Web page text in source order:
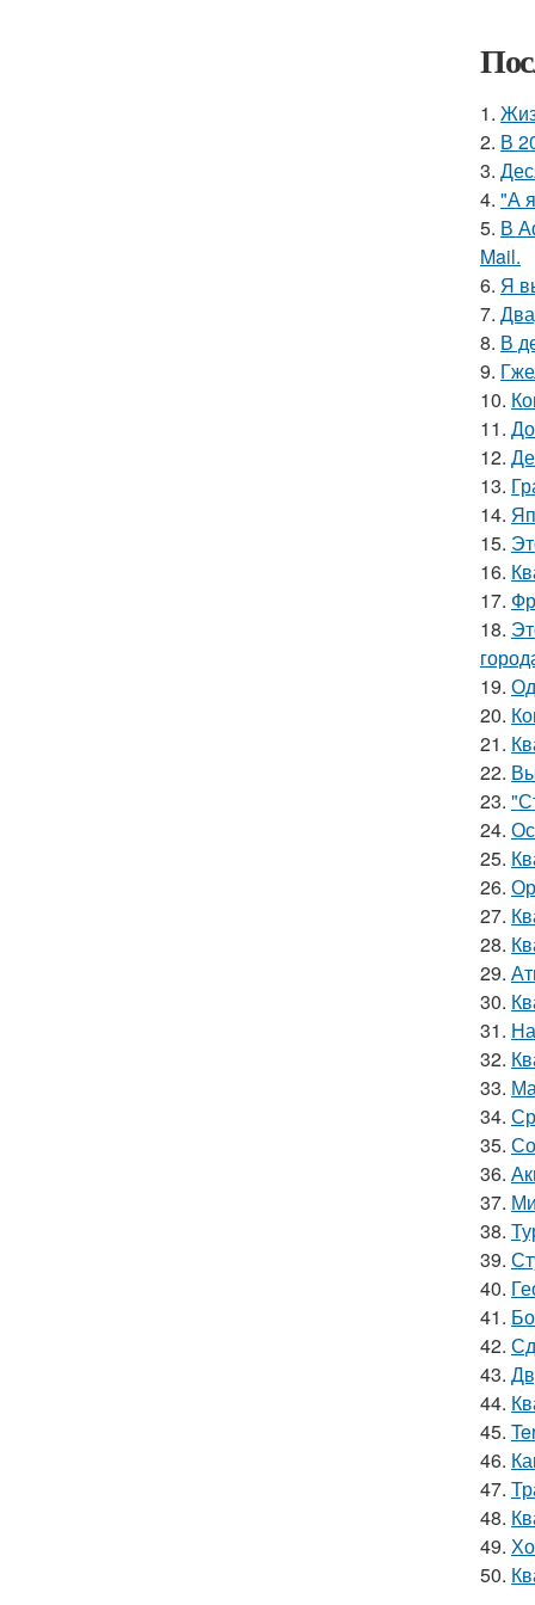
1.
2. В
3.
4. "А
5. В
Mail.
6. Я
7.
8. В
9.
10.
11.
12.
13.
14.
15.
16.
17.
18.
19.
20.
21.
22.
23.
24.
25.
26.
27.
28.
29.
30.
31.
32.
33.
34.
35.
36.
37.
38.
39.
40.
41.
42.
43.
44.
45.
46.
47.
48.
49.
50.